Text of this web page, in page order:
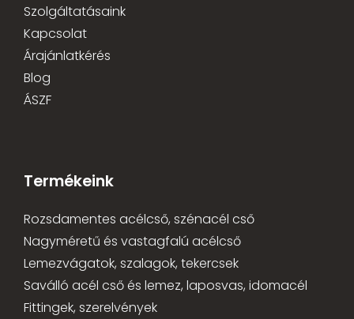
Szolgáltatásaink
Kapcsolat
Árajánlatkérés
Blog
ÁSZF
Termékeink
Rozsdamentes acélcső, szénacél cső
Nagyméretű és vastagfalú acélcső
Lemezvágatok, szalagok, tekercsek
Saválló acél cső és lemez, laposvas, idomacél
Fittingek, szerelvények